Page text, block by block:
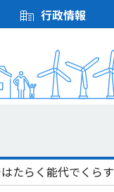
行政情報
たらく能代でくらす